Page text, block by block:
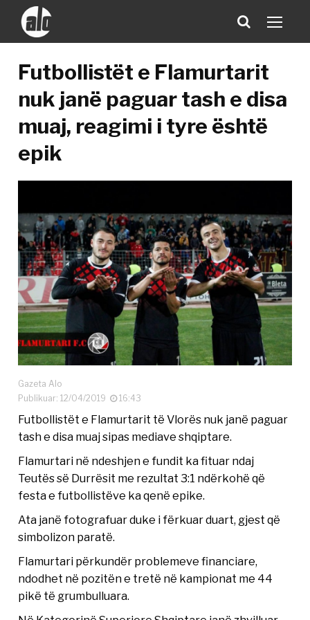
Futbollistët e Flamurtarit
nuk janë paguar tash e disa
muaj, reagimi i tyre është
epik
Gazeta Alo
Publikuar: 12/04/2019
16:43
Futbollistët e Flamurtarit të Vlorës nuk janë paguar
tash e disa muaj sipas mediave shqiptare.
Flamurtari në ndeshjen e fundit ka fituar ndaj
Teutës së Durrësit me rezultat 3:1 ndërkohë që
festa e futbollistëve ka qenë epike.
Ata janë fotografuar duke i fërkuar duart, gjest që
simbolizon paratë.
Flamurtari përkundër problemeve financiare,
ndodhet në pozitën e tretë në kampionat me 44
pikë të grumbulluara.